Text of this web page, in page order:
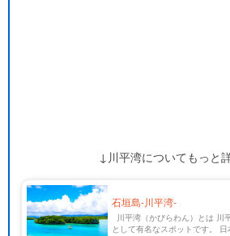
↓川平湾についてもっと
石垣島-川平湾-
川平湾（かびらわん）とは 川
として有名なスポットです。